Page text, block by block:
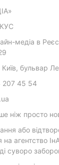
медіа в
бульвар
207 45 54
ніж просто
або
на агентство
суворо